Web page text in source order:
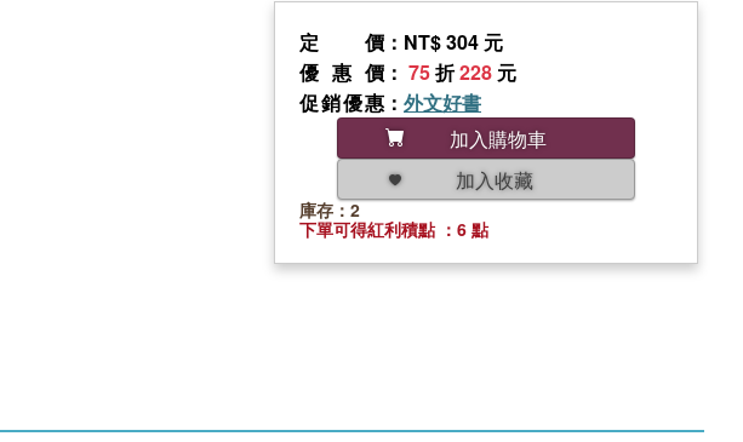
定價 ：NT$ 304 元
優惠價 ： 75折228 元
促銷優惠 ： 外文好書
加入購物車
加入收藏
庫存：2
下單可得紅利積點 ：6 點